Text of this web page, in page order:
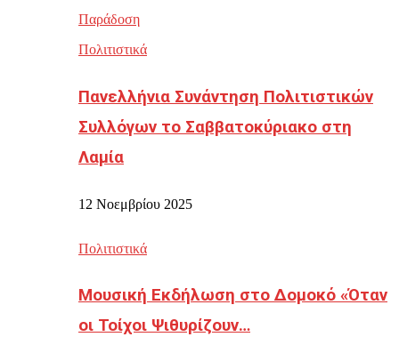
Παράδοση
Πολιτιστικά
Πανελλήνια Συνάντηση Πολιτιστικών
Συλλόγων το Σαββατοκύριακο στη
Λαμία
12 Νοεμβρίου 2025
Πολιτιστικά
Μουσική Εκδήλωση στο Δομοκό «Όταν
οι Τοίχοι Ψιθυρίζουν…